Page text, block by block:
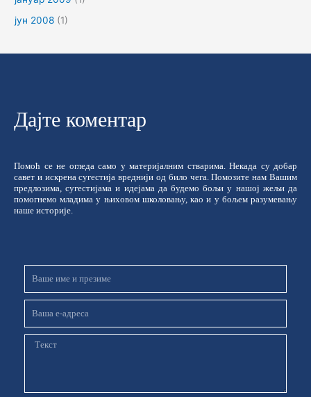
јун 2008 (1)
Дајте коментар
Помоћ се не огледа само у материјалним стварима. Некада су добар
савет и искрена сугестија вреднији од било чега. Помозите нам Вашим
предлозима, сугестијама и идејама да будемо бољи у нашој жељи да
помогнемо младима у њиховом школовању, као и у бољем разумевању
наше историје.
презиме
Порука